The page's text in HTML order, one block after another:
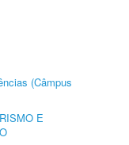
(Câmpus
E